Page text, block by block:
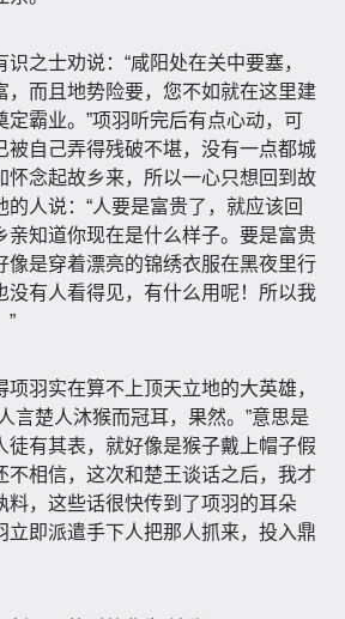
之士劝说：“咸阳处在关中要塞，
，而且地势险要，您不如就在这里建
定霸业。”项羽听完后有点心动，可
被自己弄得残破不堪，没有一点都城
怀念起故乡来，所以一心只想回到故
的人说：“人要是富贵了，就应该回
亲知道你现在是什么样子。要是富贵
像是穿着漂亮的锦绣衣服在黑夜里行
没有人看得见，有什么用呢！所以我
”
羽实在算不上顶天立地的大英雄，
言楚人沐猴而冠耳，果然。”意思是
徒有其表，就好像是猴子戴上帽子假
不相信，这次和楚王谈话之后，我才
料，这些话很快传到了项羽的耳朵
立即派遣手下人把那人抓来，投入鼎